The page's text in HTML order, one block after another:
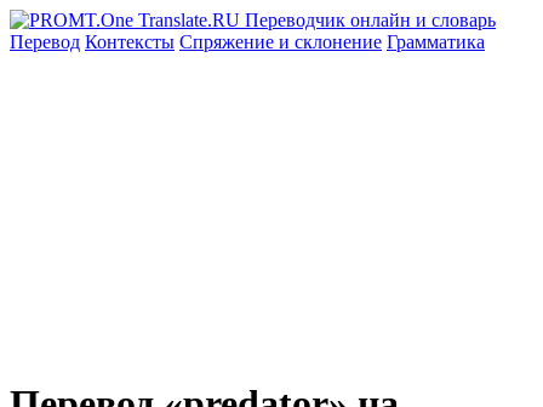
Перевод Контексты Спряжение и склонение Грамматика